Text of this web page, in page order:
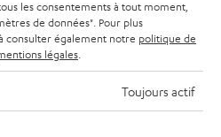
les consentements à tout moment,
de données". Pour plus
consulter également notre politique de
légales
Toujours actif